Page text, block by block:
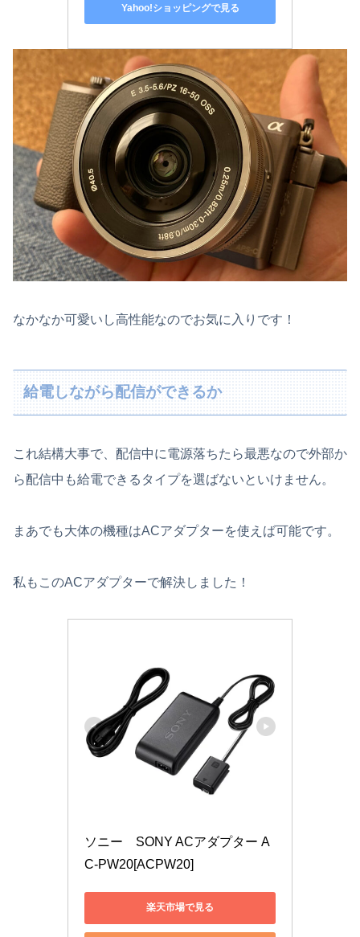
Yahoo!ショッピングで見る
なかなか可愛いし高性能なのでお気に入りです！
給電しながら配信ができるか
これ結構大事で、配信中に電源落ちたら最悪なので外部か
ら配信中も給電できるタイプを選ばないといけません。
まあでも大体の機種はACアダプターを使えば可能です。
私もこのACアダプターで解決しました！
ソニー　SONY ACアダプター A
C-PW20[ACPW20]
楽天市場で見る